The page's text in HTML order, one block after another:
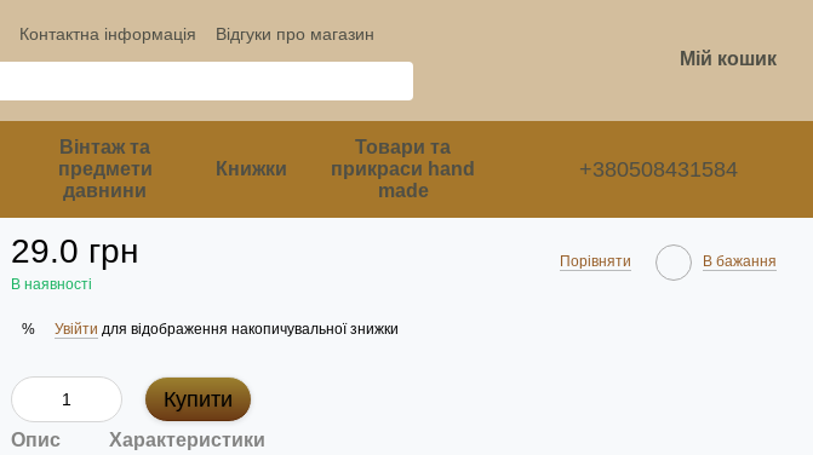
Контактна інформація Відгуки про магазин
Мій кошик
Вінтаж та
предмети
давнини
Книжки
Товари та
прикраси hand
made
+380508431584
29.0 грн
В наявності
Порівняти В бажання
% Увійти для відображення накопичувальної знижки
Купити
Опис Характеристики